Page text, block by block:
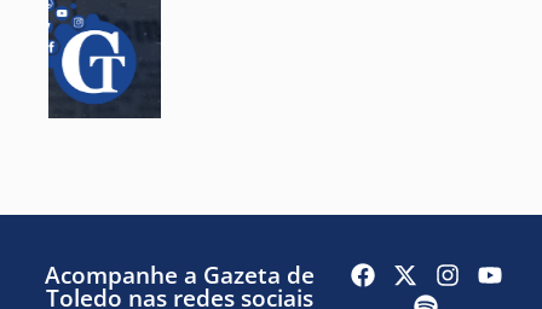
Acompanhe a Gazeta de
Toledo nas redes sociais